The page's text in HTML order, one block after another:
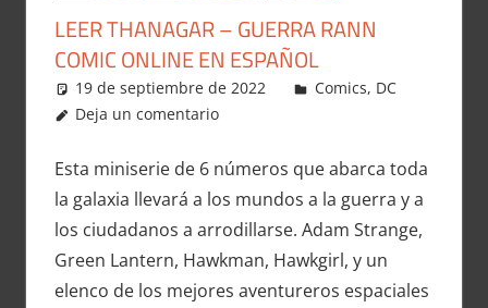
LEER THANAGAR – GUERRA RANN
COMIC ONLINE EN ESPAÑOL
19 de septiembre de 2022 Carlitox Banana
Comics, DC
Deja un comentario
Esta miniserie de 6 números que abarca toda
la galaxia llevará a los mundos a la guerra y a
los ciudadanos a arrodillarse. Adam Strange,
Green Lantern, Hawkman, Hawkgirl, y un
elenco de los mejores aventureros espaciales